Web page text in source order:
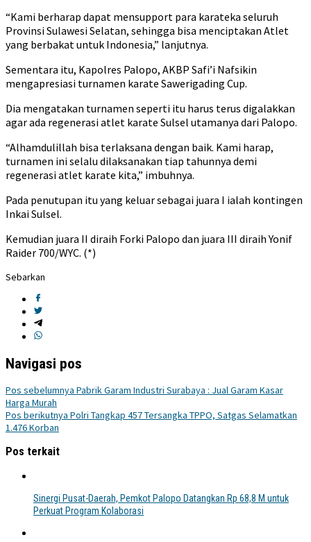
“Kami berharap dapat mensupport para karateka seluruh
Provinsi Sulawesi Selatan, sehingga bisa menciptakan Atlet
yang berbakat untuk Indonesia,” lanjutnya.
Sementara itu, Kapolres Palopo, AKBP Safi’i Nafsikin
mengapresiasi turnamen karate Sawerigading Cup.
Dia mengatakan turnamen seperti itu harus terus digalakkan
agar ada regenerasi atlet karate Sulsel utamanya dari Palopo.
“Alhamdulillah bisa terlaksana dengan baik. Kami harap,
turnamen ini selalu dilaksanakan tiap tahunnya demi
regenerasi atlet karate kita,” imbuhnya.
Pada penutupan itu yang keluar sebagai juara I ialah kontingen
Inkai Sulsel.
Kemudian juara II diraih Forki Palopo dan juara III diraih Yonif
Raider 700/WYC. (*)
Sebarkan
Navigasi pos
Pos sebelumnya Pabrik Garam Industri Surabaya : Jual Garam Kasar
Harga Murah
Pos berikutnya Polri Tangkap 457 Tersangka TPPO, Satgas Selamatkan
1.476 Korban
Pos terkait
Sinergi Pusat-Daerah, Pemkot Palopo Datangkan Rp 68,8 M untuk
Perkuat Program Kolaborasi